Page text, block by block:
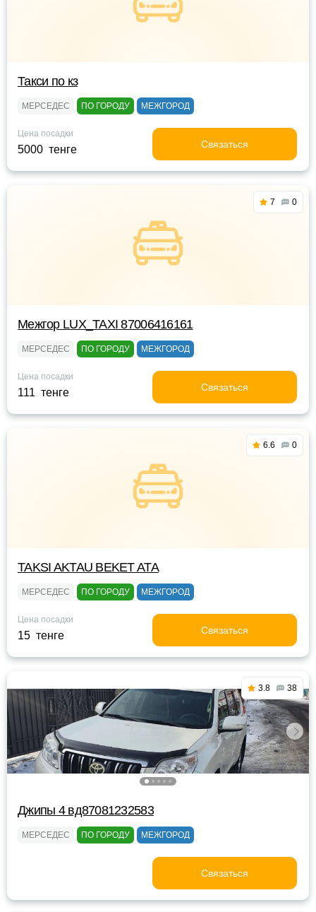
Такси по кз
МЕРСЕДЕС ПО ГОРОДУ МЕЖГОРОД
Цена посадки
5000 тенге Связаться
7 0
Межгор LUX_TAXI 87006416161
МЕРСЕДЕС ПО ГОРОДУ МЕЖГОРОД
Цена посадки
111 тенге Связаться
6.6 0
TAKSI AKTAU BEKET ATA
МЕРСЕДЕС ПО ГОРОДУ МЕЖГОРОД
Цена посадки
15 тенге Связаться
3.8 38
Джипы 4 вд87081232583
МЕРСЕДЕС ПО ГОРОДУ МЕЖГОРОД
Связаться